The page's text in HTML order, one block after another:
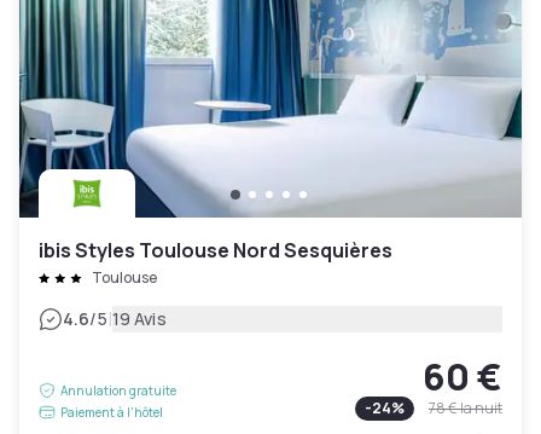
ibis Styles Toulouse Nord Sesquières
Toulouse
4.6/5|19 Avis
Annulation gratuite
Paiement à l'hôtel
60 €
-24% 78 €la nuit